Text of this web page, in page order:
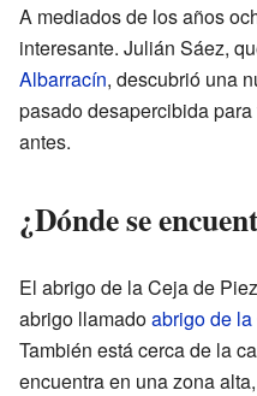
A mediados de los años
interesante. Julián Sáez,
Albarracín, descubrió una
pasado desapercibida
antes.
¿Dónde se
El abrigo de la Ceja de
abrigo llamadoabrigo de
También está cerca de la
encuentra en una zona